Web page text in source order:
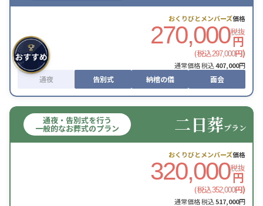
おくりびとメンバーズ価格
270,000税抜
円
(税込297,000円)
通常価格 税込407,000円
通夜 告別式 納棺の儀 面会
通夜・告別式を行う
一般的なお葬式のプラン 二日葬プラン
おくりびとメンバーズ価格
320,000税抜
円
(税込352,000円)
通常価格 税込517,000円